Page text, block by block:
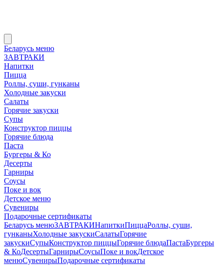
Беларусь меню
ЗАВТРАКИ
Напитки
Пицца
Роллы, суши, гунканы
Холодные закуски
Салаты
Горячие закуски
Супы
Конструктор пиццы
Горячие блюда
Паста
Бургеры & Ко
Десерты
Гарниры
Соусы
Поке и вок
Детское меню
Сувениры
Подарочные сертификаты
Беларусь менюЗАВТРАКИНапиткиПиццаРоллы, суши,
гунканыХолодные закускиСалатыГорячие
закускиСупыКонструктор пиццыГорячие блюдаПастаБургеры
& КоДесертыГарнирыСоусыПоке и вокДетское
менюСувенирыПодарочные сертификаты